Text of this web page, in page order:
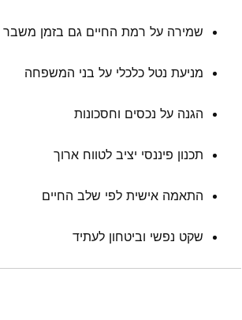
שמירה על רמת החיים גם בזמן משבר
מניעת נטל כלכלי על בני המשפחה
הגנה על נכסים וחסכונות
תכנון פיננסי יציב לטווח ארוך
התאמה אישית לפי שלב החיים
שקט נפשי וביטחון לעתיד